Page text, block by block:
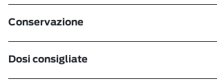
Conservazione
Dosi consigliate